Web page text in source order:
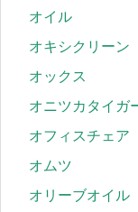
オイル
オキシクリーン
オックス
オニツカタイガ
オフィスチェア
オムツ
オリーブオイル